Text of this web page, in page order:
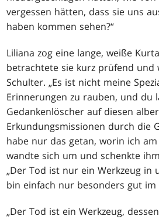
vergessen hätten, dass sie uns
haben kommen sehen?“
Liliana zog eine lange, weiße
betrachtete sie kurz prüfend und
Schulter. „Es ist nicht meine
Erinnerungen zu rauben, und du
Gedankenlöscher auf diesen
Erkundungsmissionen durch die
habe nur das getan, worin ich am
wandte sich um und schenkte
„Der Tod ist nur ein Werkzeug in
bin einfach nur besonders gut im
„Der Tod ist ein Werkzeug,